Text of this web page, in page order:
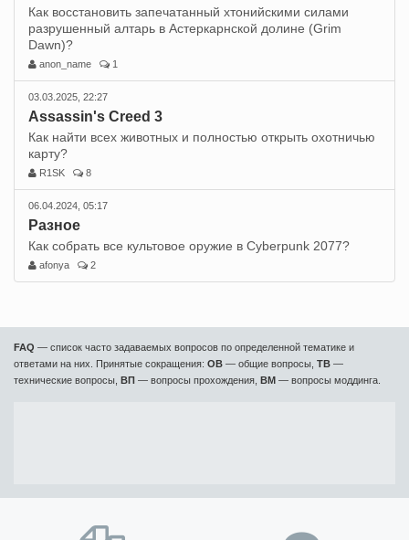
Как восстановить запечатанный хтонийскими силами
разрушенный алтарь в Астеркарнской долине (Grim
Dawn)?
anon_name 1
03.03.2025, 22:27
Assassin's Creed 3
Как найти всех животных и полностью открыть охотничью
карту?
R1SK 8
06.04.2024, 05:17
Разное
Как собрать все культовое оружие в Cyberpunk 2077?
afonya 2
FAQ — список часто задаваемых вопросов по определенной тематике и
ответами на них. Принятые сокращения: ОВ — общие вопросы, ТВ —
технические вопросы, ВП — вопросы прохождения, ВМ — вопросы моддинга.